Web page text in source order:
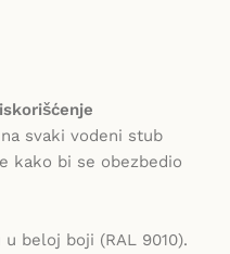
svaki vodeni stub
kako bi se obezbedio
beloj boji (RAL 9010).